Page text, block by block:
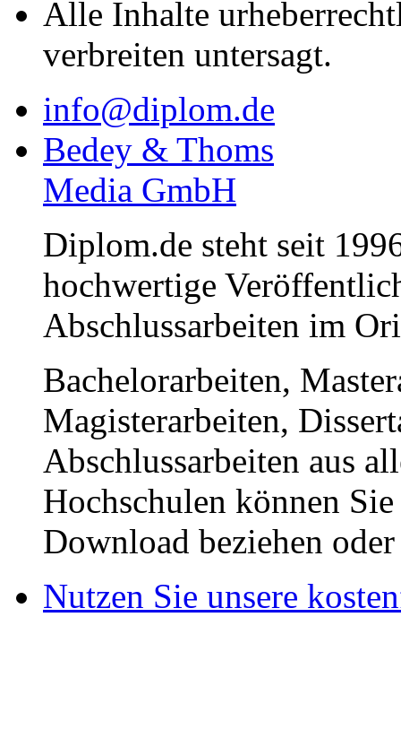
Alle Inhalte
verbreiten untersagt.
info@diplom.de
Bedey & Thoms
Media GmbH
Diplom.de steht seit
hochwertige
Abschlussarbeiten im
Bachelorarbeiten,
Magisterarbeiten,
Abschlussarbeiten aus
Hochschulen können
Download beziehen
Nutzen Sie unsere